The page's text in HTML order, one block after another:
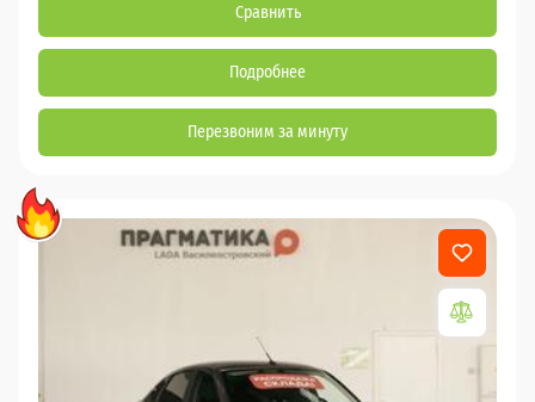
Сравнить
Подробнее
Перезвоним за минуту